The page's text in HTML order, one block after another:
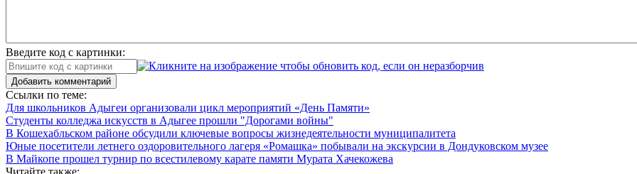
Введите код с картинки:
Добавить комментарий
Ссылки по теме:
Для школьников Адыгеи организовали цикл мероприятий «День Памяти»
Студенты колледжа искусств в Адыгее прошли "Дорогами войны"
В Кошехабльском районе обсудили ключевые вопросы жизнедеятельности муниципалитета
Юные посетители летнего оздоровительного лагеря «Ромашка» побывали на экскурсии в Дондуковском музее
В Майкопе прошел турнир по всестилевому карате памяти Мурата Хачекожева
Читайте также: